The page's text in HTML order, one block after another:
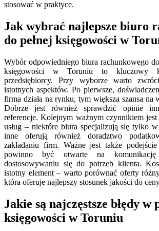
stosować w praktyce.
Jak wybrać najlepsze biuro
do pełnej księgowości w
Wybór odpowiedniego biura rachunkowego
księgowości w Toruniu to kluczowy
przedsiębiorcy. Przy wyborze warto
istotnych aspektów. Po pierwsze,
firma działa na rynku, tym większa szansa na
Dobrze jest również sprawdzić opinie
referencje. Kolejnym ważnym czynnikiem jest
usług – niektóre biura specjalizują się tylko w
inne oferują również doradztwo
zakładaniu firm. Ważne jest także
powinno być otwarte na
dostosowywaniu się do potrzeb klienta.
istotny element – warto porównać oferty
która oferuje najlepszy stosunek jakości do
Jakie są najczęstsze błędy w
księgowości w Toruniu